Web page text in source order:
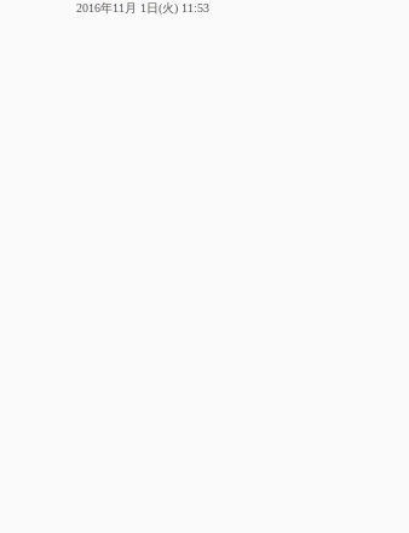
2016年11月 1日(火) 11:53